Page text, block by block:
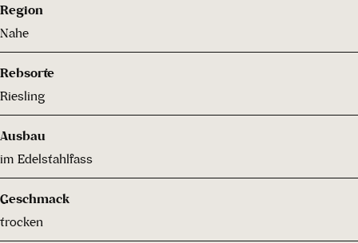
Region
Nahe
Rebsorte
Riesling
Ausbau
im Edelstahlfass
Geschmack
trocken